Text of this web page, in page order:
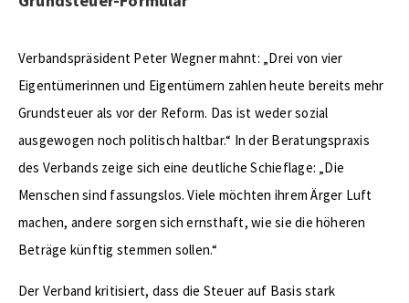
Verbandspräsident Peter Wegner mahnt: „Drei von vier
Eigentümerinnen und Eigentümern zahlen heute bereits mehr
Grundsteuer als vor der Reform. Das ist weder sozial
ausgewogen noch politisch haltbar.“ In der Beratungspraxis
des Verbands zeige sich eine deutliche Schieflage: „Die
Menschen sind fassungslos. Viele möchten ihrem Ärger Luft
machen, andere sorgen sich ernsthaft, wie sie die höheren
Beträge künftig stemmen sollen.“
Der Verband kritisiert, dass die Steuer auf Basis stark